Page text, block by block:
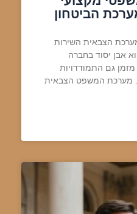
הביטחון
הצבאית השירות
אבן יסוד בחברה
גם התמודדויות
מערכת המשפט הצבאית